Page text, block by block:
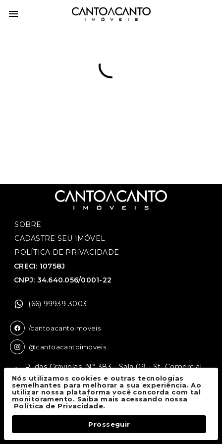
SOBRE
CADASTRE SEU IMÓVEL
POLÍTICA DE PRIVACIDADE
CRECI: 10758J
CNPJ: 34.640.056/0001-22
(66) 99939-3003
/cantoacantoimoveis
@cantoacantoimoveis
R. das Graviolas, N° 383 - Sala 09 - St. Comercial,
Sinop - MT, 78550-136
Canto a Canto Imóveis© 2026.
Todos os direitos reservados.
Nós utilizamos cookies e outras tecnologias
semelhantes para melhorar a sua experiência. Ao
utilizar nossa plataforma você concorda com tal
monitoramento. Saiba mais acessando nossa
Política de Privacidade.
Prosseguir